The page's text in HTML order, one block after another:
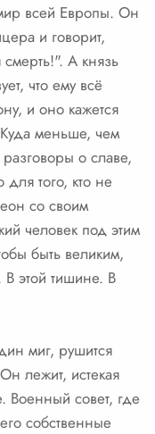
всей Европы. Он
и говорит,
А князь
что ему всё
и оно кажется
меньше, чем
о славе,
того, кто не
со своим
человек под этим
быть великим,
этой тишине. В
миг, рушится
лежит, истекая
Военный совет, где
собственные